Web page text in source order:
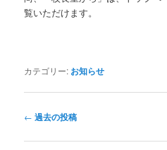
覧いただけます。
カテゴリー: お知らせ
投
ナ
← 過去の投稿